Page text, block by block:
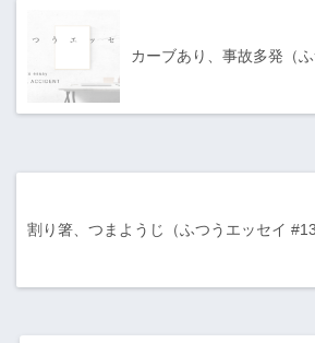
カーブあり、事故多発（
割り箸、つまようじ（ふつうエッセイ